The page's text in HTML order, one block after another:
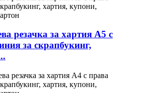
резачка за хартия A5 с
за скрапбукинг,